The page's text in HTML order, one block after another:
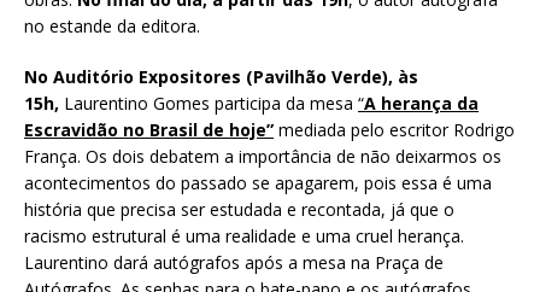
no estande da editora.
No Auditório Expositores (Pavilhão Verde), às
15h, Laurentino Gomes participa da mesa “A herança da
Escravidão no Brasil de hoje” mediada pelo escritor Rodrigo
França. Os dois debatem a importância de não deixarmos os
acontecimentos do passado se apagarem, pois essa é uma
história que precisa ser estudada e recontada, já que o
racismo estrutural é uma realidade e uma cruel herança.
Laurentino dará autógrafos após a mesa na Praça de